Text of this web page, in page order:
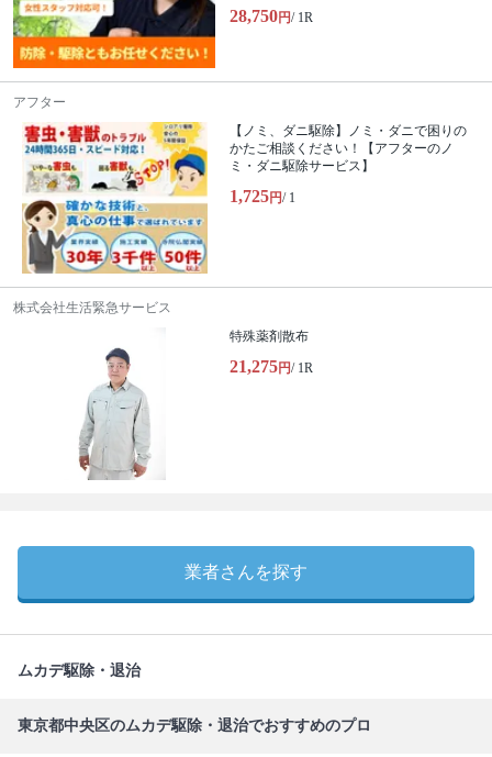
28,750円/ 1R
アフター
【ノミ、ダニ駆除】ノミ・ダニで困りの
かたご相談ください！【アフターのノ
ミ・ダニ駆除サービス】
1,725円/ 1
株式会社生活緊急サービス
特殊薬剤散布
21,275円/ 1R
業者さんを探す
ムカデ駆除・退治
東京都中央区のムカデ駆除・退治でおすすめのプロ